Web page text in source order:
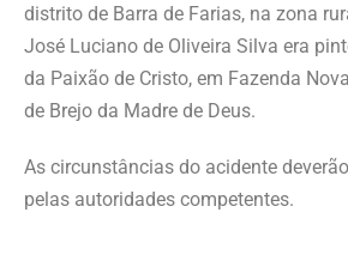
distrito de Barra de Farias, na zona
José Luciano de Oliveira Silva era
da Paixão de Cristo, em Fazenda
de Brejo da Madre de Deus.
As circunstâncias do acidente
pelas autoridades competentes.